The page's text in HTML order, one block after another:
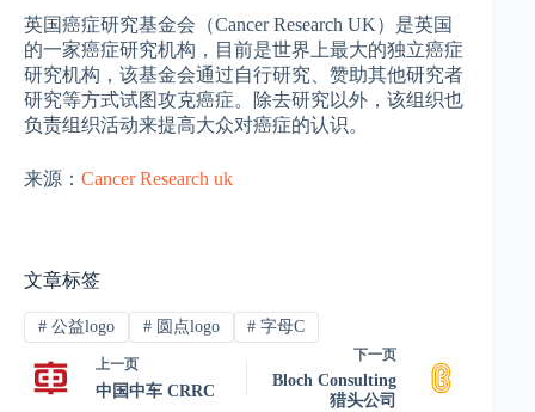
英国癌症研究基金会（Cancer Research UK）是英国
的一家癌症研究机构，目前是世界上最大的独立癌症
研究机构，该基金会通过自行研究、赞助其他研究者
研究等方式试图攻克癌症。除去研究以外，该组织也
负责组织活动来提高大众对癌症的认识。
来源： Cancer Research uk
文章标签
#公益logo #圆点logo # 字母C
上一页
中国中车 CRRC
下一页
Bloch Consulting
猎头公司